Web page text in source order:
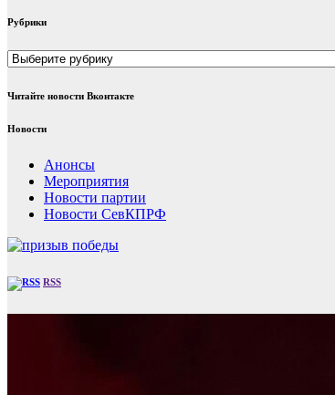
Рубрики
Рубрики
Читайте новости Вконтакте
Новости
Анонсы
Мероприятия
Новости партии
Новости СевКПРФ
RSS